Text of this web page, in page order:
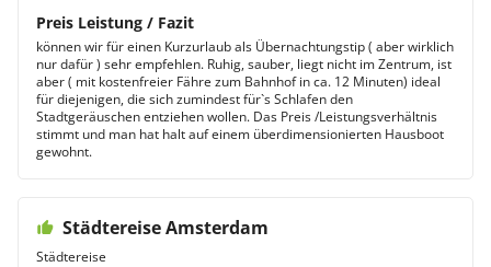
Preis Leistung / Fazit
können wir für einen Kurzurlaub als Übernachtungstip ( aber wirklich
nur dafür ) sehr empfehlen. Ruhig, sauber, liegt nicht im Zentrum, ist
aber ( mit kostenfreier Fähre zum Bahnhof in ca. 12 Minuten) ideal
für diejenigen, die sich zumindest für`s Schlafen den
Stadtgeräuschen entziehen wollen. Das Preis /Leistungsverhältnis
stimmt und man hat halt auf einem überdimensionierten Hausboot
gewohnt.
Städtereise Amsterdam
Städtereise